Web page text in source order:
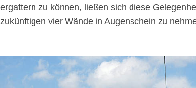
ergattern zu können, ließen sich diese
zukünftigen vier Wände in Augenschein zu